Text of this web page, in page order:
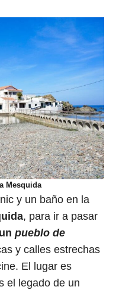
Mesquida
y un baño en la
, para ir a pasar
pueblo de
y calles estrechas
El lugar es
el legado de un